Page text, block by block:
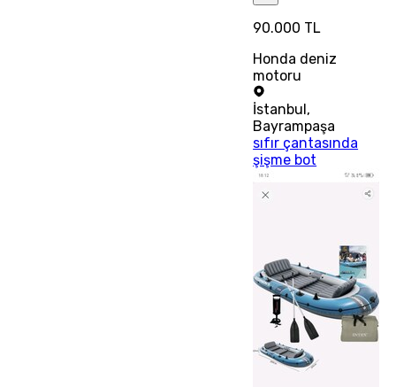
90.000 TL
Honda deniz
motoru
İstanbul,
Bayrampaşa
sıfır çantasında
şişme bot